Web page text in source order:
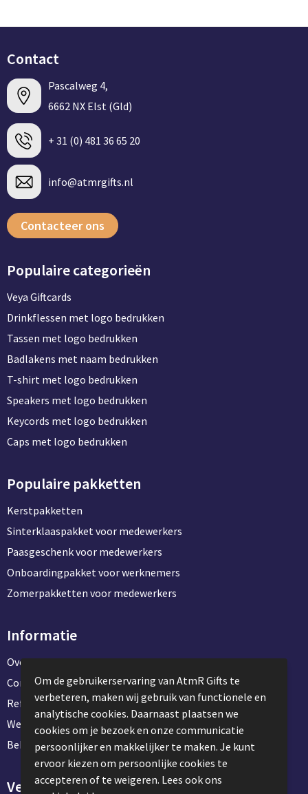
Contact
Pascalweg 4,
6662 NX Elst (Gld)
+ 31 (0) 481 36 65 20
info@atmrgifts.nl
Contacteer ons
Populaire categorieën
Veya Giftcards
Drinkflessen met logo bedrukken
Tassen met logo bedrukken
Badlakens met naam bedrukken
T-shirt met logo bedrukken
Speakers met logo bedrukken
Keycords met logo bedrukken
Caps met logo bedrukken
Populaire pakketten
Kerstpakketten
Sinterklaaspakket voor medewerkers
Paasgeschenk voor medewerkers
Onboardingpakket voor werknemers
Zomerpakketten voor medewerkers
Informatie
Over ons
Contact en klantenservice
Referentie projecten
Werken & stage bij AtmR Gifts
Bekijk kantoorbenodigdheden
Veilig winkelen
Om de gebruikerservaring van AtmR Gifts te
verbeteren, maken wij gebruik van functionele en
analytische cookies. Daarnaast plaatsen we
cookies om je bezoek en onze communicatie
persoonlijker en makkelijker te maken. Je kunt
ervoor kiezen om persoonlijke cookies te
accepteren of te weigeren. Lees ook ons